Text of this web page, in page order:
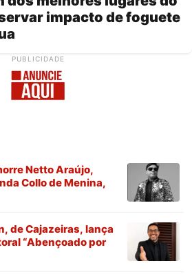
impacto de foguete
PUBLICIDADE
Netto Araújo,
Collo de Menina,
de Cajazeiras, lança
“Abençoado por